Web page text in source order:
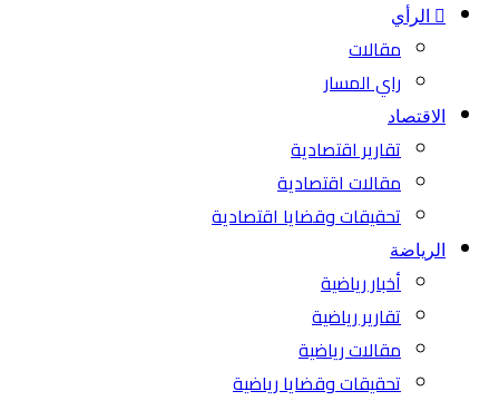
الرأي
مقالات
راي المسار
الاقتصاد
تقارير اقتصادية
مقالات اقتصادية
تحقيقات وقضايا اقتصادية
الرياضة
أخبار رياضية
تقارير رياضية
مقالات رياضية
تحقيقات وقضايا رياضية